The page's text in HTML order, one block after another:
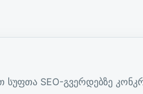
სუფთა SEO-გვერდებზე